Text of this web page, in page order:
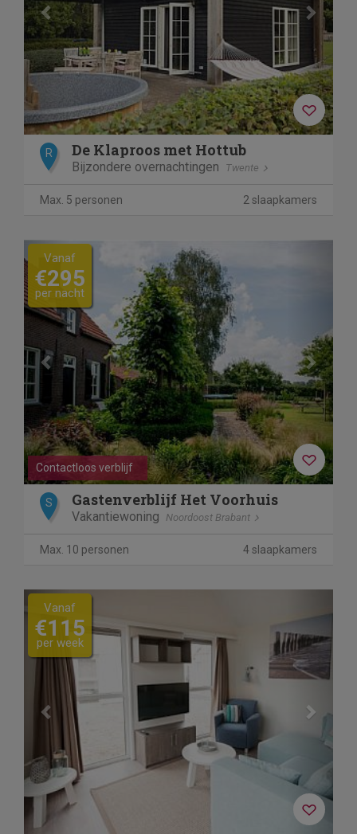
R De Klaproos met Hottub
Bijzondere overnachtingen Twente
Max. 5 personen 2 slaapkamers
Previous
Contactloos verblijf
Vanaf
€295
per nacht
S Gastenverblijf Het Voorhuis
Vakantiewoning Noordoost Brabant
Max. 10 personen 4 slaapkamers
Previous
Vanaf
€115
per week